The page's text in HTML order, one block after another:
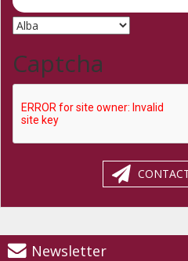
Captcha
Newsletter